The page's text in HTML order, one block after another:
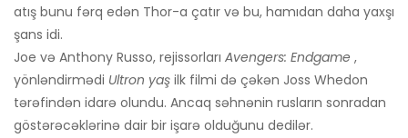
atış bunu fərq edən Thor-a çatır və bu, hamıdan daha yaxşı
şans idi.
Joe və Anthony Russo, rejissorları Avengers: Endgame ,
yönləndirmədi Ultron yaş ilk filmi də çəkən Joss Whedon
tərəfindən idarə olundu. Ancaq səhnənin rusların sonradan
göstərəcəklərinə dair bir işarə olduğunu dedilər.